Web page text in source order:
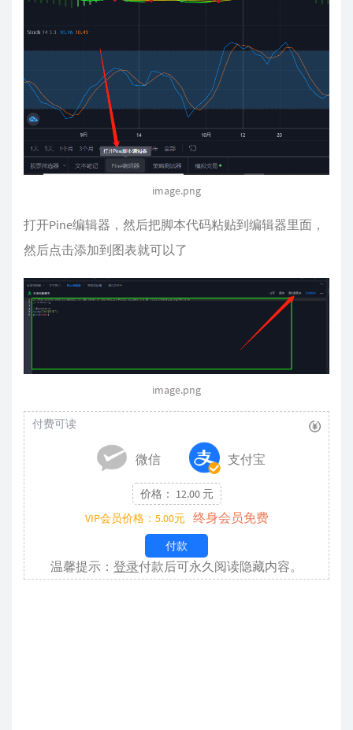
image.png
打开Pine编辑器，然后把脚本代码粘贴到编辑器里面，
然后点击添加到图表就可以了
image.png
微信 支付宝
价格： 12.00 元
VIP会员价格：5.00元 终身会员免费
付款
温馨提示： 登录付款后可永久阅读隐藏内容。
付费可读